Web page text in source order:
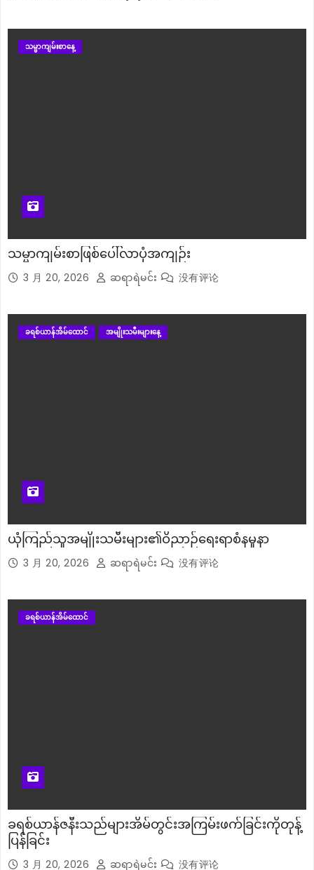
သမ္မာကျမ်းစာနေ့
သမ္မာကျမ်းစာဖြစ်ပေါ်လာပုံအကျဉ်း
3 月 20, 2026 ဆရာရဲမင်း 没有评论
ခရစ်ယာန်အိမ်ထောင် အမျိုးသမီးများနေ့
ယုံကြည်သူအမျိုးသမီးများ၏ဝိညာဉ်ရေးရာစံနမူနာ
3 月 20, 2026 ဆရာရဲမင်း 没有评论
ခရစ်ယာန်အိမ်ထောင်
ခရစ်ယာန်ဇနီးသည်များအိမ်တွင်းအကြမ်းဖက်ခြင်းကိုတုန့်
ပြန်ခြင်း
3 月 20, 2026 ဆရာရဲမင်း 没有评论